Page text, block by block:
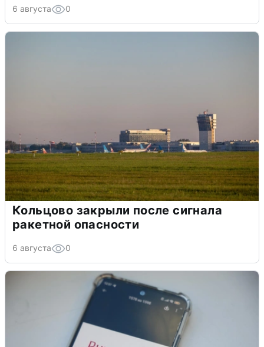
6 августа 0
Кольцово закрыли после сигнала
ракетной опасности
6 августа 0